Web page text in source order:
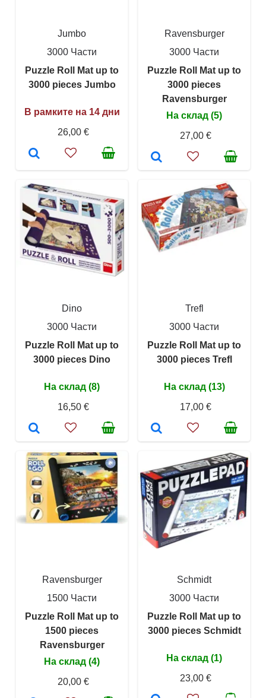
Jumbo
3000 Части
Puzzle Roll Mat up to
3000 pieces Jumbo
В рамките на 14 дни
26,00 €
Ravensburger
3000 Части
Puzzle Roll Mat up to
3000 pieces
Ravensburger
На склад (5)
27,00 €
Dino
3000 Части
Puzzle Roll Mat up to
3000 pieces Dino
На склад (8)
16,50 €
Trefl
3000 Части
Puzzle Roll Mat up to
3000 pieces Trefl
На склад (13)
17,00 €
Ravensburger
1500 Части
Puzzle Roll Mat up to
1500 pieces
Ravensburger
На склад (4)
20,00 €
Schmidt
3000 Части
Puzzle Roll Mat up to
3000 pieces Schmidt
На склад (1)
23,00 €